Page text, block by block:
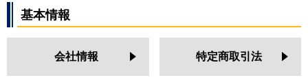
基本情報
会社情報 特定商取引法